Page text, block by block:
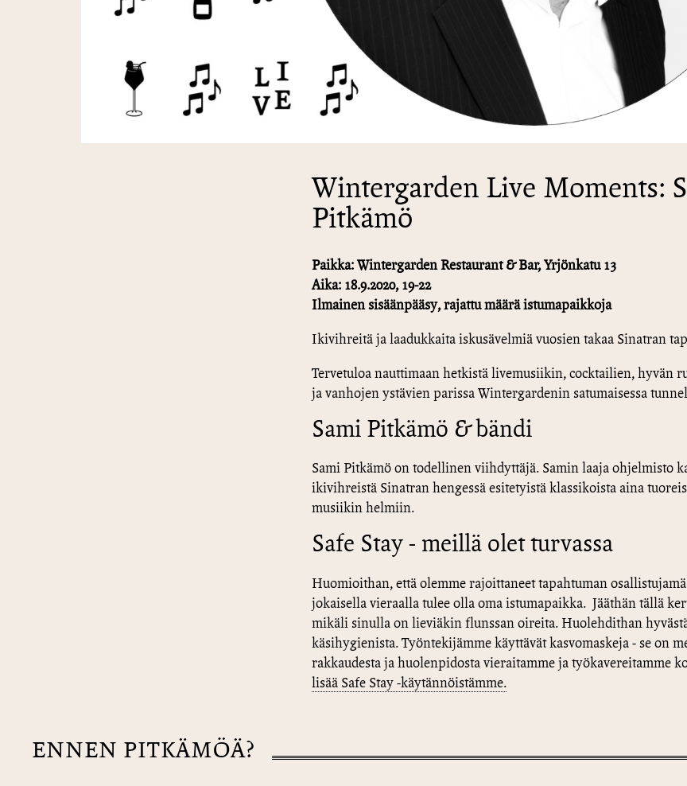
Wintergarden Live Moments:
Pitkämö
Paikka: Wintergarden Restaurant & Bar, Yrjönkatu 13
Aika: 18.9.2020, 19-22
Ilmainen sisäänpääsy, rajattu määrä istumapaikkoja
Ikivihreitä ja laadukkaita iskusävelmiä vuosien takaa Sinatran
Tervetuloa nauttimaan hetkistä livemusiikin, cocktailien, hyvän
ja vanhojen ystävien parissa Wintergardenin satumaisessa
Sami Pitkämö & bändi
Sami Pitkämö on todellinen viihdyttäjä. Samin laaja ohjelmisto
ikivihreistä Sinatran hengessä esitetyistä klassikoista aina
musiikin helmiin.
Safe Stay - meillä olet turvassa
Huomioithan, että olemme rajoittaneet tapahtuman
jokaisella vieraalla tulee olla oma istumapaikka. Jääthän tällä
mikäli sinulla on lieviäkin flunssan oireita. Huolehdithan
käsihygienista. Työntekijämme käyttävät kasvomaskeja - se on
rakkaudesta ja huolenpidosta vieraitamme ja työkavereitamme
lisää Safe Stay -käytännöistämme.
ENNEN PITKÄMÖÄ?